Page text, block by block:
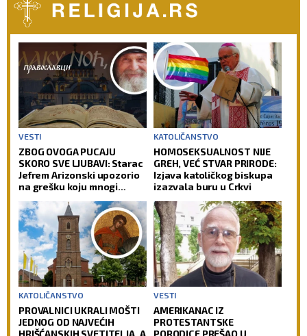
VESTI
ZBOG OVOGA PUCAJU
SKORO SVE LJUBAVI: Starac
Jefrem Arizonski upozorio
na grešku koju mnogi
KATOLIČANSTVO
HOMOSEKSUALNOST NIJE
GREH, VEĆ STVAR PRIRODE:
Izjava katoličkog biskupa
izazvala buru u Crkvi
KATOLIČANSTVO
PROVALNICI UKRALI MOŠTI
JEDNOG OD NAJVEĆIH
HRIŠĆANSKIH SVETITELJA, A
VESTI
AMERIKANAC IZ
PROTESTANTSKE
PORODICE PREŠAO U